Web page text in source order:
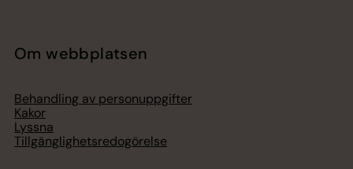
Om webbplatsen
Behandling av personuppgifter
Kakor
Lyssna
Tillgänglighetsredogörelse